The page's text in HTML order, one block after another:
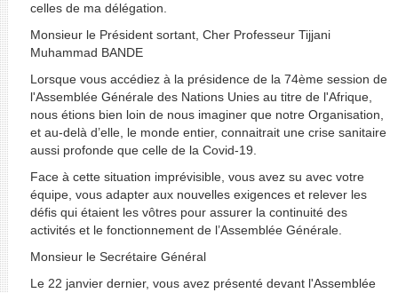
celles de ma délégation.
Monsieur le Président sortant, Cher Professeur Tijjani
Muhammad BANDE
Lorsque vous accédiez à la présidence de la 74ème session de
l'Assemblée Générale des Nations Unies au titre de l'Afrique,
nous étions bien loin de nous imaginer que notre Organisation,
et au-delà d’elle, le monde entier, connaitrait une crise sanitaire
aussi profonde que celle de la Covid-19.
Face à cette situation imprévisible, vous avez su avec votre
équipe, vous adapter aux nouvelles exigences et relever les
défis qui étaient les vôtres pour assurer la continuité des
activités et le fonctionnement de l’Assemblée Générale.
Monsieur le Secrétaire Général
Le 22 janvier dernier, vous avez présenté devant l'Assemblée